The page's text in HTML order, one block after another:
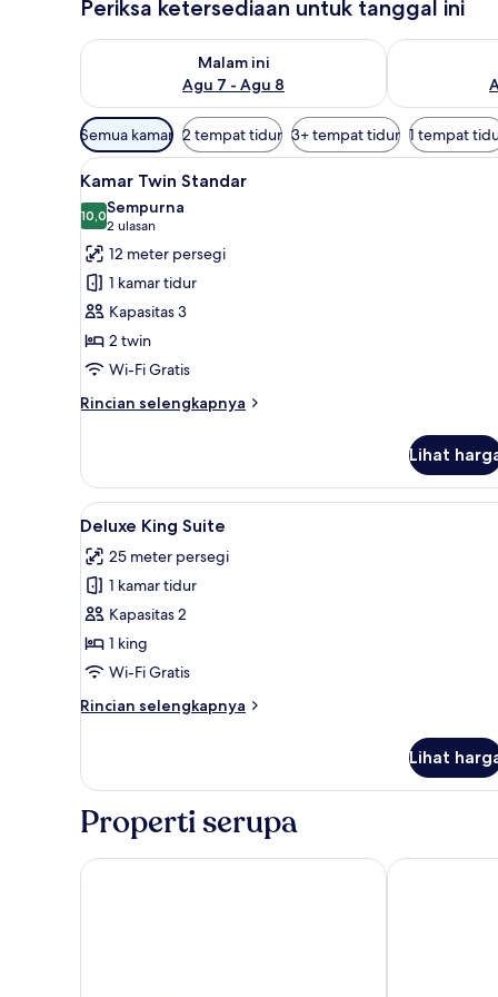
Periksa ketersediaan untuk tanggal ini
Malam ini
Agu 7 - Agu 8
Periksa ketersediaan untuk malam ini Agu 7 - Agu 8
Periksa
Filter
tersedia
untuk
kamar
Semua kamar 2 tempat tidur 3+ tempat tidur 1 tempat
Lihat
semua
foto
untuk
Kamar
Twin
Standar
Kamar Twin Standar |
3
Kamar Twin Standar
10,010,0 dari 10
Sempurna
2 ulasan
(2
ulasan)
12 meter persegi
1 kamar tidur
Kapasitas 3
2 twin
Wi-Fi Gratis
Rincian selengkapnya
Rincian
Kamar
Twin
Standar
Lihat
Lihat
semua
foto
untuk
Deluxe
King
Suite
Deluxe King Suite | Area
6
Deluxe King Suite
25 meter persegi
1 kamar tidur
Kapasitas 2
1 king
Wi-Fi Gratis
Rincian selengkapnya
Rincian
Deluxe
Suite
Lihat
Properti serupa
ibis Styles Makkah M Hotel